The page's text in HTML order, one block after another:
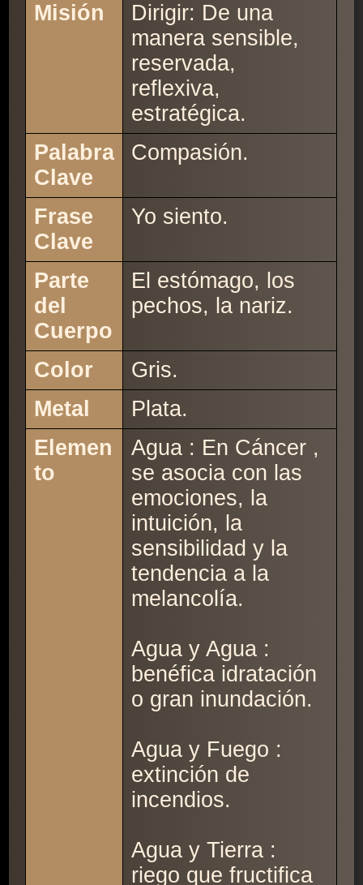
Misión
Dirigir: De una
manera sensible,
reservada,
reflexiva,
estratégica.
Palabra
Clave
Compasión.
Frase
Clave
Yo siento.
Parte
del
Cuerpo
El estómago, los
pechos, la nariz.
Color
Gris.
Metal
Plata.
Elemen
to
Agua : En Cáncer ,
se asocia con las
emociones, la
intuición, la
sensibilidad y la
tendencia a la
melancolía.
Agua y Agua :
benéfica idratación
o gran inundación.
Agua y Fuego :
extinción de
incendios.
Agua y Tierra :
riego que fructifica